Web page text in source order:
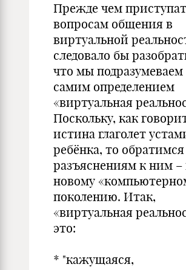
Прежде чем
вопросам общения в
виртуальной
следовало бы
что мы подразумеваем
самим определением
«виртуальная
Поскольку, как
истина глаголет
ребёнка, то обратимся
разъяснениям к ним –
новому
поколению. Итак,
«виртуальная
это:
* "кажущаяся,